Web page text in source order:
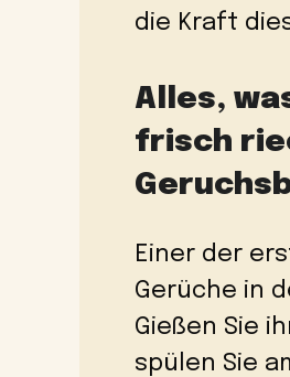
die Kraft
Alles,
frisch
Einer der
Gerüche in
Gießen Sie
spülen Sie